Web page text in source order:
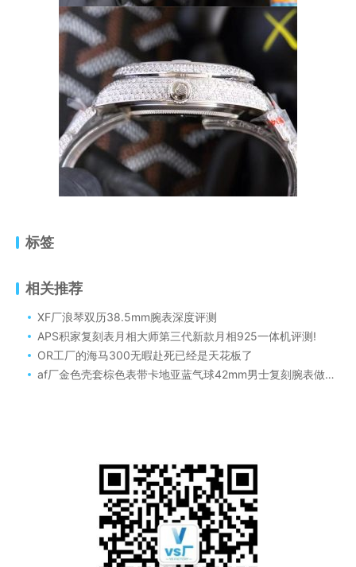
标签
相关推荐
XF厂浪琴双历38.5mm腕表深度评测​
APS积家复刻表月相大师第三代新款月相925一体机评测!
OR工厂的海马300无暇赴死已经是天花板了
af厂金色壳套棕色表带卡地亚蓝气球42mm男士复刻腕表做工解说